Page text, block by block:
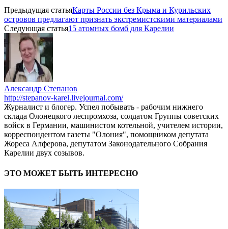
Предыдущая статьяКарты России без Крыма и Курильских
островов предлагают признать экстремистскими материалами
Следующая статья15 атомных бомб для Карелии
Александр Степанов
http://stepanov-karel.livejournal.com/
Журналист и блогер. Успел побывать - рабочим нижнего
склада Олонецкого леспромхоза, солдатом Группы советских
войск в Германии, машинистом котельной, учителем истории,
корреспондентом газеты "Олония", помощником депутата
Жореса Алферова, депутатом Законодательного Собрания
Карелии двух созывов.
ЭТО МОЖЕТ БЫТЬ ИНТЕРЕСНО